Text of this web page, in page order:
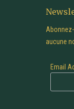
aucune
Email